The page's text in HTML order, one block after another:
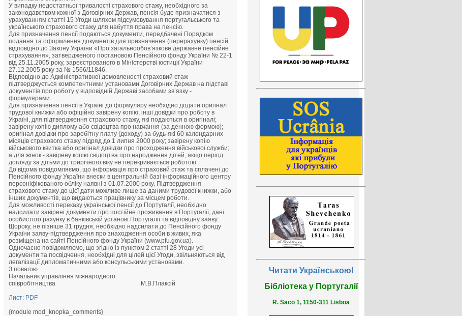
У випадку недостатньої тривалості страхового стажу, необхідного за
законодавством кожної з Договірних Держав, пенсія буде призначатися з
урахуванням статті 15 Угоди шляхом підсумовування португальського та
українського страхового стажу для набуття права на пенсію.
Для призначення пенсії подаються документи, передбачені Порядком
подання та оформлення документів для призначення (перерахунку) пенсій
відповідно до Закону України «Про загальнообов’язкове державне пенсійне
страхування», затвердженого постановою Пенсійного фонду України № 22-1
від 25.11.2005 року, зареєстрованого в Міністерстві юстиції України
27.12.2005 року за № 1566/11846.
Відповідно до Адміністративної домовленості страховий стаж
підтверджується компетентними установами Договірних Держав на підставі
документів про роботу у відповідній Державі засобами зв’язку -
формулярами.
Для призначення пенсії в Україні до формуляру необхідно додати оригінал
трудової книжки або офіційно завірену копію, інші довідки про роботу в
Україні, для підтвердження страхового стажу, які подаються в оригіналі;
завірену копію диплому або свідоцтва про навчання (за денною формою);
оригінал довідки про заробітну плату (доходу) за будь-які 60 календарних
місяців страхового стажу підряд до 1 липня 2000 року; завірену копію
військового квитка або оригінал довідки про проходження військової служби;
а для жінок - завірену копію свідоцтва про народження дітей, якщо період
догляду за дітьми до трирічного віку не перекривається роботою.
До відома повідомляємо, що інформація про страховий стаж та сплачені до
Пенсійного фонду України внески в центральній базі інформаційного центру
персоніфікованого обліку наявні з 01.07.2000 року. Підтвердження
страхового стажу до цієї дати можливе лише за даними трудової книжки, або
інших документів, що видаються працівнику за місцем роботи.
Для можливості переказу української пенсії до Португалії, необхідно
надсилати завірені документи про постійне проживання в Португалії, дані
особистого рахунку в банківській установі Португалії та відповідну заяву.
Щороку, не пізніше 31 грудня, необхідно надсилати до Пенсійного фонду
України заяву-підтвердження про знаходження особи в живих, яка
розміщена на сайті Пенсійного фонду України (www.pfu.gov.ua).
Одночасно повідомляємо, що згідно із пунктом 2 статті 28 Угоди усі
документи та посвідчення, необхідні для цілей цієї Угоди, звільняються від
легалізації дипломатичними або консульськими установами.
З повагою
Начальник управління міжнародного
співробітництва М.В.Плаксій
Лист: PDF
{module mod_knopka_comments}
Читати Українською!
Бібліотека у Португалії
R. Saco 1, 1150-311 Lisboa